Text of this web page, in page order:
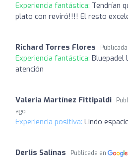
Experiencia fantástica: Tendrían
plato con reviró!!!! El resto
Richard Torres Flores
Experiencia fantástica: Bluepadel
atención
Valeria Martínez Fittipaldi
ago
Experiencia positiva: Lindo
Derlis Salinas Publicada en